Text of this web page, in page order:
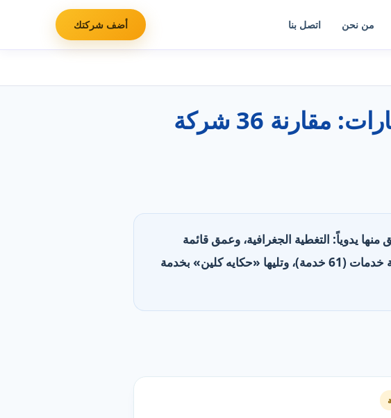
من نحن اتصل بنا أضف شركتك
أفضل شركات تنظيف شقق ومنازل في الإمارات: مقارنة 36 شركة
منها يدوياً: التغطية الجغرافية، وعمق قائمة
الخدمات، وساعات العمل وقنوات التواصل. تصدّرت «الكوكب الذهبي» بأعمق قائمة خدمات (61 خدمة)، وتليها «حكايه كلين» بخدمة